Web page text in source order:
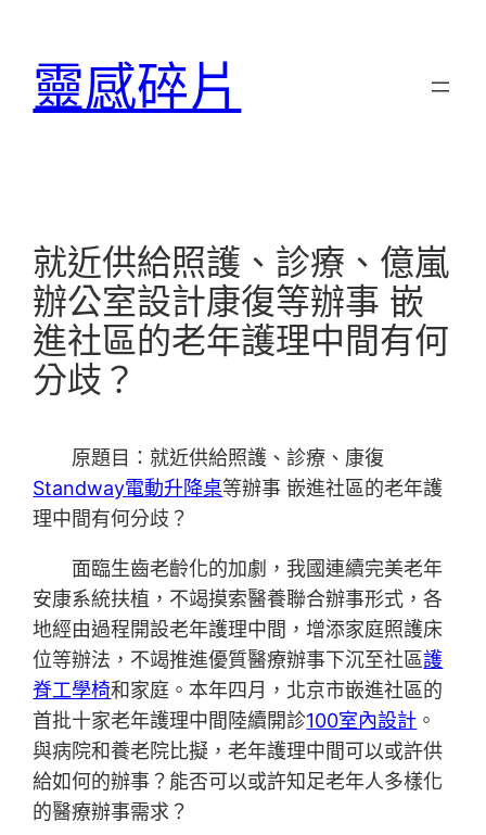
靈感碎片
就近供給照護、診療、億嵐
辦公室設計康復等辦事 嵌
進社區的老年護理中間有何
分歧？
原題目：就近供給照護、診療、康復
Standway電動升降桌等辦事 嵌進社區的老年護
理中間有何分歧？
面臨生齒老齡化的加劇，我國連續完美老年
安康系統扶植，不竭摸索醫養聯合辦事形式，各
地經由過程開設老年護理中間，增添家庭照護床
位等辦法，不竭推進優質醫療辦事下沉至社區護
脊工學椅和家庭。本年四月，北京市嵌進社區的
首批十家老年護理中間陸續開診100室內設計 。
與病院和養老院比擬，老年護理中間可以或許供
給如何的辦事？能否可以或許知足老年人多樣化
的醫療辦事需求？